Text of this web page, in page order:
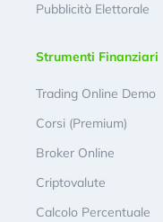
Pubblicità Elettorale
Strumenti Finanziari
Trading Online Demo
Corsi (Premium)
Broker Online
Criptovalute
Calcolo Percentuale